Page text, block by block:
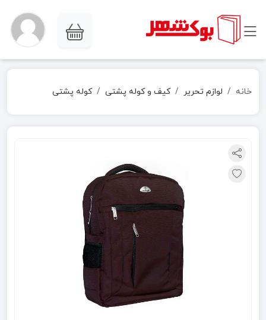
خانه لوازم تحریر کیف و کوله پشتی کوله پشتی